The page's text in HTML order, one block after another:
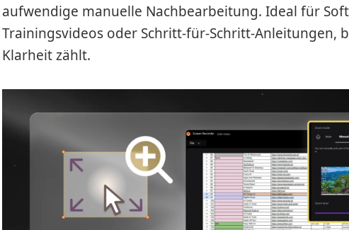
aufwendige manuelle Nachbearbeitung. Ideal für
Trainingsvideos oder Schritt-für-Schritt-Anleitungen,
Klarheit zählt.